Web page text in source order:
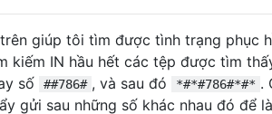
giúp tôi tìm được tình trạng phục
kiếm IN hầu hết các tệp được tìm
số
##786# , và sau đó *#*#786#*#* .
gửi sau những số khác nhau đó để